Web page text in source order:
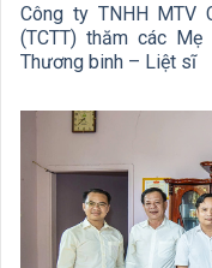
Công ty TNHH MTV
(TCTT) thăm các
Thương binh – Liệt sĩ